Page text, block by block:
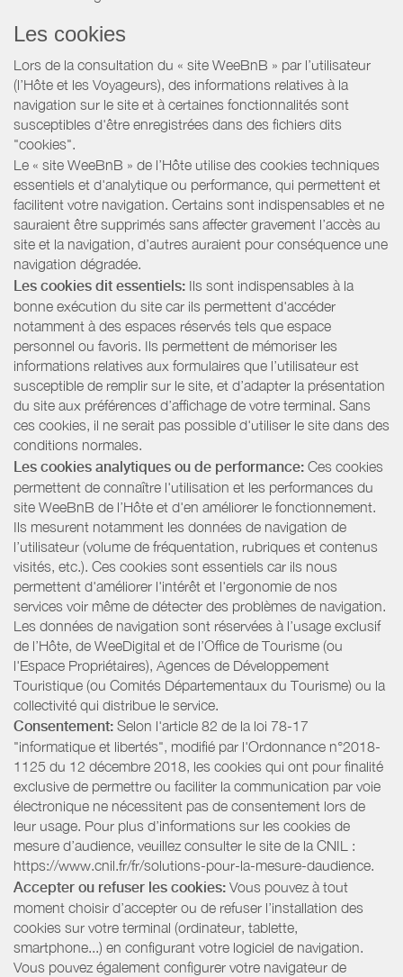
Les cookies
Lors de la consultation du « site WeeBnB » par l’utilisateur
(l’Hôte et les Voyageurs), des informations relatives à la
navigation sur le site et à certaines fonctionnalités sont
susceptibles d'être enregistrées dans des fichiers dits
"cookies".
Le « site WeeBnB » de l’Hôte utilise des cookies techniques
essentiels et d'analytique ou performance, qui permettent et
facilitent votre navigation. Certains sont indispensables et ne
sauraient être supprimés sans affecter gravement l’accès au
site et la navigation, d’autres auraient pour conséquence une
navigation dégradée.
Les cookies dit essentiels: Ils sont indispensables à la
bonne exécution du site car ils permettent d'accéder
notamment à des espaces réservés tels que espace
personnel ou favoris. Ils permettent de mémoriser les
informations relatives aux formulaires que l’utilisateur est
susceptible de remplir sur le site, et d’adapter la présentation
du site aux préférences d’affichage de votre terminal. Sans
ces cookies, il ne serait pas possible d'utiliser le site dans des
conditions normales.
Les cookies analytiques ou de performance: Ces cookies
permettent de connaître l'utilisation et les performances du
site WeeBnB de l’Hôte et d'en améliorer le fonctionnement.
Ils mesurent notamment les données de navigation de
l’utilisateur (volume de fréquentation, rubriques et contenus
visités, etc.). Ces cookies sont essentiels car ils nous
permettent d'améliorer l'intérêt et l'ergonomie de nos
services voir même de détecter des problèmes de navigation.
Les données de navigation sont réservées à l’usage exclusif
de l’Hôte, de WeeDigital et de l’Office de Tourisme (ou
l'Espace Propriétaires), Agences de Développement
Touristique (ou Comités Départementaux du Tourisme) ou la
collectivité qui distribue le service.
Consentement: Selon l'article 82 de la loi 78-17
"informatique et libertés", modifié par l'Ordonnance n°2018-
1125 du 12 décembre 2018, les cookies qui ont pour finalité
exclusive de permettre ou faciliter la communication par voie
électronique ne nécessitent pas de consentement lors de
leur usage. Pour plus d’informations sur les cookies de
mesure d’audience, veuillez consulter le site de la CNIL :
https://www.cnil.fr/fr/solutions-pour-la-mesure-daudience.
Accepter ou refuser les cookies: Vous pouvez à tout
moment choisir d’accepter ou de refuser l’installation des
cookies sur votre terminal (ordinateur, tablette,
smartphone...) en configurant votre logiciel de navigation.
Vous pouvez également configurer votre navigateur de